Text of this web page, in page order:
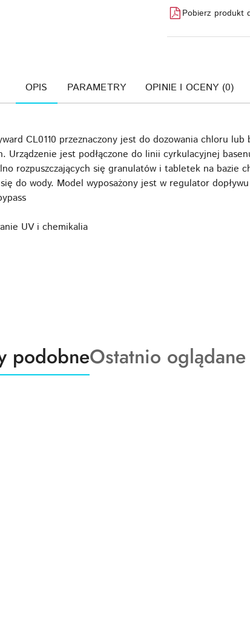
Pobierz produkt
OPIS PARAMETRY OPINIE I OCENY (0)
CL0110 przeznaczony jest do dozowania chloru
Urządzenie jest podłączone do linii cyrkulacyjnej
rozpuszczających się granulatów i tabletek na bazie
do wody. Model wyposażony jest w regulator
UV i chemikalia
podobneProdukty
o
Ostatnio